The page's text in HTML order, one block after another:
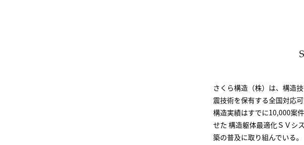
さくら構造（株）は、 構造
震技術を保有する全国対応
構造実績はすでに10,000案件
せた 構造躯体最適化ＳＶシ
築の普及に取り組んでいる。